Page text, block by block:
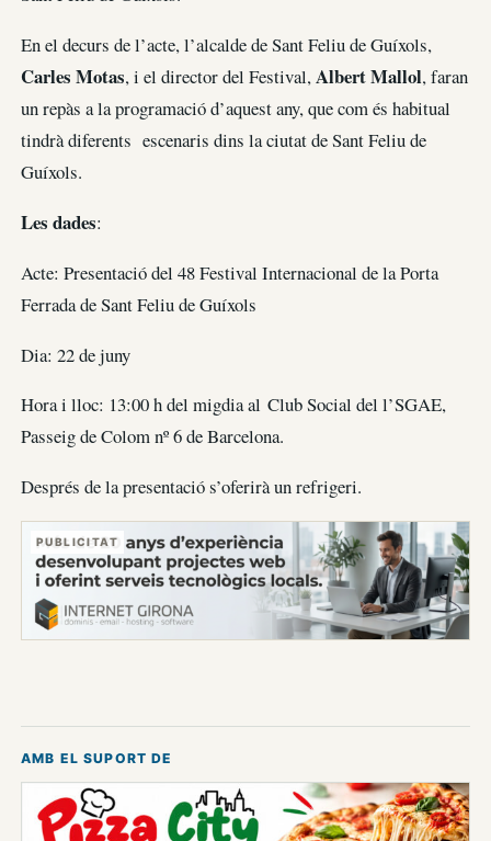
En el decurs de l’acte, l’alcalde de Sant Feliu de Guíxols,
Carles Motas, i el director del Festival,Albert Mallol, faran
un repàs a la programació d’aquest any, que com és habitual
tindrà diferents escenaris dins la ciutat de Sant Feliu de
Guíxols.
Les dades:
Acte: Presentació del 48 Festival Internacional de la Porta
Ferrada de Sant Feliu de Guíxols
Dia: 22 de juny
Hora i lloc: 13:00 h del migdia al Club Social del l’SGAE,
Passeig de Colom nº 6 de Barcelona.
Després de la presentació s’oferirà un refrigeri.
PUBLICITAT
AMB EL SUPORT DE